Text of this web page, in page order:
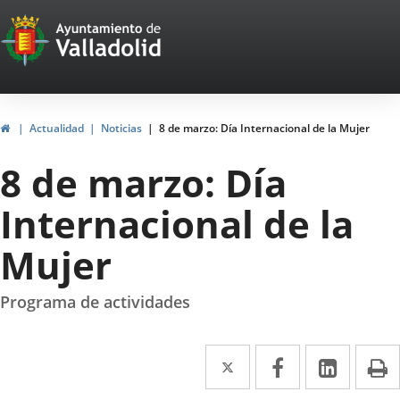
Portal
Web
del
Ayuntamiento
de
Valladolid
HomeActualidad Noticias 8 de marzo: Día Internacional de la Mujer
8 de marzo: Día
Internacional de la
Mujer
Programa de actividades
Twitter
Enlace
a
Facebook
Enlace
a
Enlace
a